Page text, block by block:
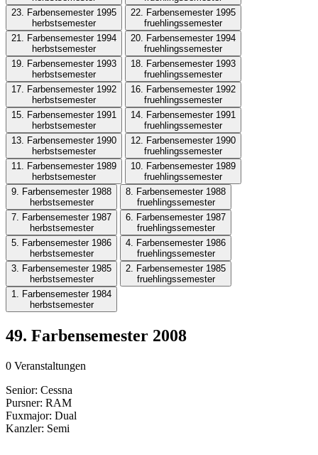
23. Farbensemester 1995
herbstsemester
22. Farbensemester 1995
fruehlingssemester
21. Farbensemester 1994
herbstsemester
20. Farbensemester 1994
fruehlingssemester
19. Farbensemester 1993
herbstsemester
18. Farbensemester 1993
fruehlingssemester
17. Farbensemester 1992
herbstsemester
16. Farbensemester 1992
fruehlingssemester
15. Farbensemester 1991
herbstsemester
14. Farbensemester 1991
fruehlingssemester
13. Farbensemester 1990
herbstsemester
12. Farbensemester 1990
fruehlingssemester
11. Farbensemester 1989
herbstsemester
10. Farbensemester 1989
fruehlingssemester
9. Farbensemester 1988
herbstsemester
8. Farbensemester 1988
fruehlingssemester
7. Farbensemester 1987
herbstsemester
6. Farbensemester 1987
fruehlingssemester
5. Farbensemester 1986
herbstsemester
4. Farbensemester 1986
fruehlingssemester
3. Farbensemester 1985
herbstsemester
2. Farbensemester 1985
fruehlingssemester
1. Farbensemester 1984
herbstsemester
49. Farbensemester 2008
0 Veranstaltungen
Senior: Cessna
Pursner: RAM
Fuxmajor: Dual
Kanzler: Semi